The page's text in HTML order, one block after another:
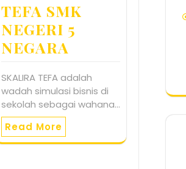
TEFA SMK
NEGERI 5
NEGARA
SKALIRA TEFA adalah
wadah simulasi bisnis di
sekolah sebagai wahana…
Read More